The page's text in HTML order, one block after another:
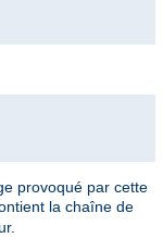
provoqué par cette
la chaîne de